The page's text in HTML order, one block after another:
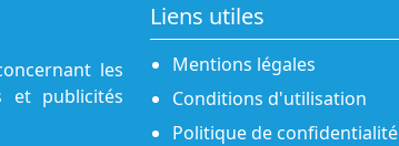
les
et publicités
Liens utiles
Mentions légales
Conditions d'utilisation
Politique de confidentialité